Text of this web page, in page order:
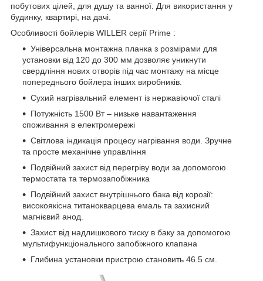
побутових цілей, для душу та ванної. Для використання у
будинку, квартирі, на дачі.
Особливості бойлерів WILLER серії Prime :
Універсальна монтажна планка з розмірами для
установки від 120 до 300 мм дозволяє уникнути
свердління нових отворів під час монтажу на місце
попереднього бойлера інших виробників.
Сухий нагрівальний елемент із нержавіючої сталі
Потужність 1500 Вт – низьке навантаження
споживання в електромережі
Світлова індикація процесу нагрівання води. Зручне
та просте механічне управління
Подвійний захист від перегріву води за допомогою
термостата та термозапобіжника
Подвійний захист внутрішнього бака від корозії:
високоякісна титанокварцева емаль та захисний
магнієвий анод.
Захист від надлишкового тиску в баку за допомогою
мультифункціонального запобіжного клапана
Глибина установки пристрою становить 46.5 см.